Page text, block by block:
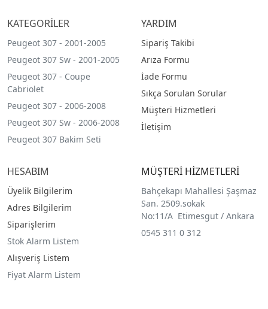
KATEGORİLER
Peugeot 307 - 2001-2005
Peugeot 307 Sw - 2001-2005
Peugeot 307 - Coupe
Cabriolet
Peugeot 307 - 2006-2008
Peugeot 307 Sw - 2006-2008
Peugeot 307 Bakim Seti
YARDIM
Sipariş Takibi
Arıza Formu
İade Formu
Sıkça Sorulan Sorular
Müşteri Hizmetleri
İletişim
HESABIM
Üyelik Bilgilerim
Adres Bilgilerim
Siparişlerim
Stok Alarm Listem
Alışveriş Listem
Fiyat Alarm Listem
MÜŞTERİ HİZMETLERİ
Bahçekapı Mahallesi Şaşmaz
San. 2509.sokak
No:11/A Etimesgut / Ankara
0545 311 0 312